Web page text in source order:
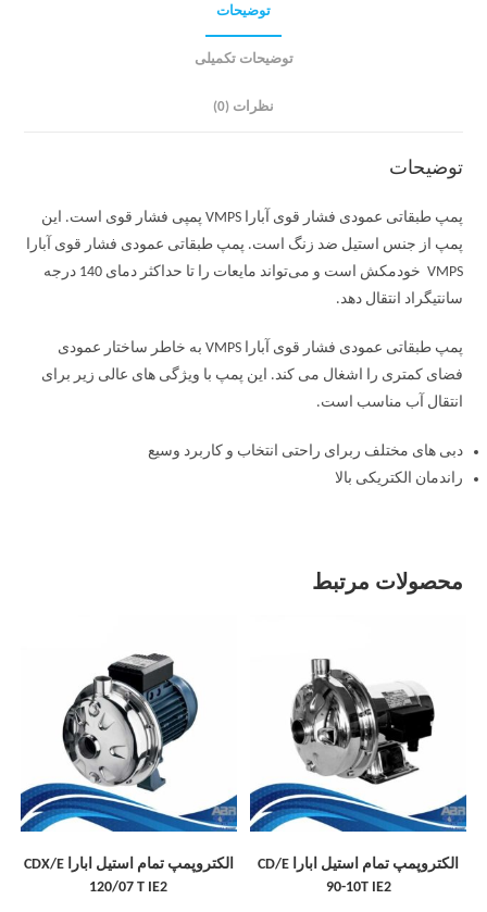
توضیحات
توضیحات تکمیلی
نظرات (0)
توضیحات
پمپ طبقاتی عمودی فشار قوی آبارا VMPS پمپی فشار قوی است. این
پمپ از جنس استیل ضد زنگ است. پمپ طبقاتی عمودی فشار قوی آبارا
VMPS خودمکش است و می‌تواند مایعات را تا حداکثر دمای 140 درجه
سانتیگراد انتقال دهد.
پمپ طبقاتی عمودی فشار قوی آبارا VMPS به خاطر ساختار عمودی
فضای کمتری را اشغال می کند. این پمپ با ویژگی های عالی زیر برای
انتقال آب مناسب است.
دبی های مختلف ربرای راحتی انتخاب و کاربرد وسیع
راندمان الکتریکی بالا
محصولات مرتبط
الکتروپمپ تمام استیل ابارا CD/E
90-10T IE2
الکتروپمپ تمام استیل ابارا CDX/E
120/07 T IE2